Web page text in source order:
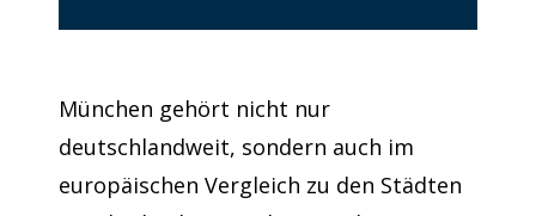
München gehört nicht nur
deutschlandweit, sondern auch im
europäischen Vergleich zu den Städten